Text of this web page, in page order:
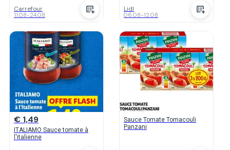
Carrefour
11.08-24.08
Lidl
06.08-12.08
€ 1,49
ITALIAMO Sauce tomate à
l'italienne
Sauce Tomate Tomacouli
Panzani